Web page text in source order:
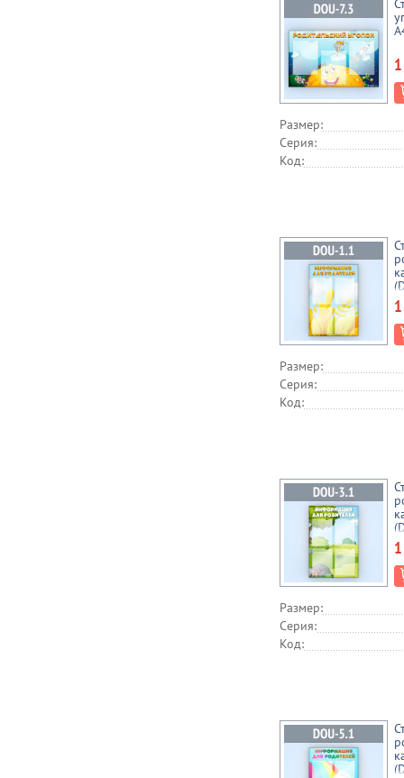
Размер:
Серия:
Код:
Размер:
Серия:
Код:
Размер:
Серия:
Код: